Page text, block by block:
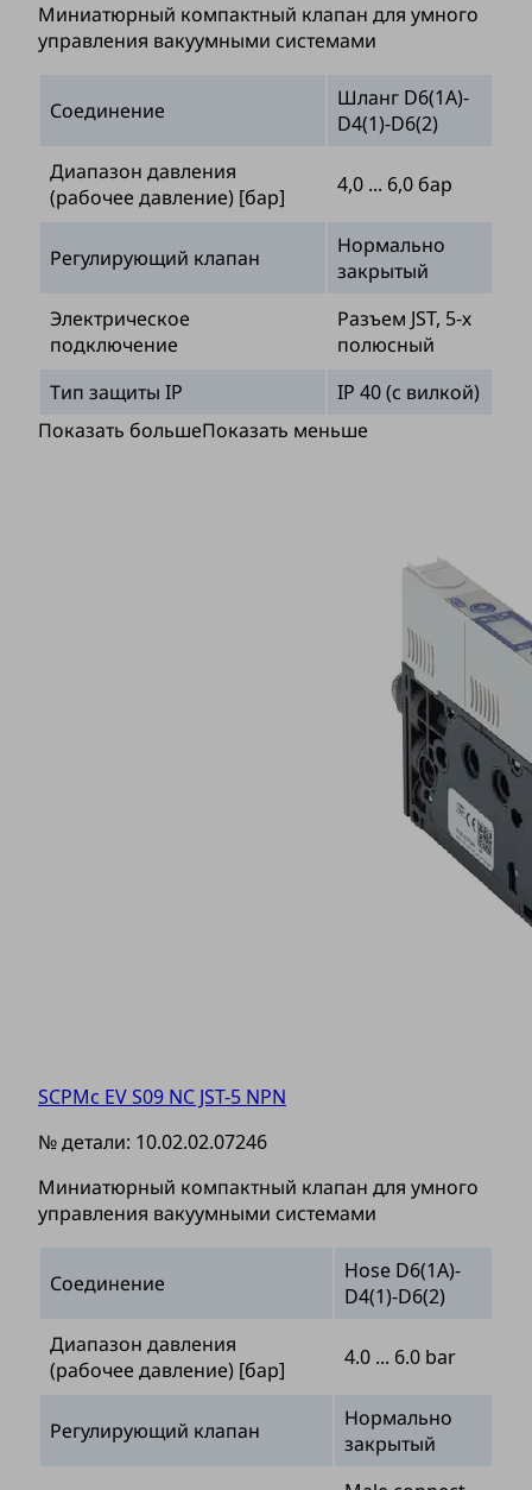
Миниатюрный компактный клапан для умного
управления вакуумными системами
Соединение
Шланг D6(1A)-
D4(1)-D6(2)
Диапазон давления
(рабочее давление) [бар]
4,0 ... 6,0 бар
Регулирующий клапан
Нормально
закрытый
Электрическое
подключение
Разъем JST, 5-х
полюсный
Тип защиты IP
IP 40 (с вилкой)
Показать большеПоказать меньше
SCPMc EV S09 NC JST-5 NPN
№ детали: 10.02.02.07246
Миниатюрный компактный клапан для умного
управления вакуумными системами
Соединение
Hose D6(1A)-
D4(1)-D6(2)
Диапазон давления
(рабочее давление) [бар]
4.0 ... 6.0 bar
Регулирующий клапан
Нормально
закрытый